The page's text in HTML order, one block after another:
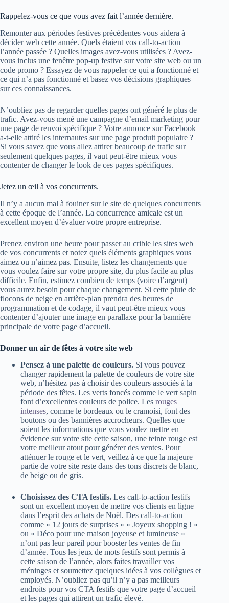
Rappelez-vous ce que vous avez fait l’année dernière.
Remonter aux périodes festives précédentes vous aidera à
décider web cette année. Quels étaient vos call-to-action
l’année passée ? Quelles images avez-vous utilisées ? Avez-
vous inclus une fenêtre pop-up festive sur votre site web ou un
code promo ? Essayez de vous rappeler ce qui a fonctionné et
ce qui n’a pas fonctionné et basez vos décisions graphiques
sur ces connaissances.
N’oubliez pas de regarder quelles pages ont généré le plus de
trafic. Avez-vous mené une campagne d’email marketing pour
une page de renvoi spécifique ? Votre annonce sur Facebook
a-t-elle attiré les internautes sur une page produit populaire ?
Si vous savez que vous allez attirer beaucoup de trafic sur
seulement quelques pages, il vaut peut-être mieux vous
contenter de changer le look de ces pages spécifiques.
Jetez un œil à vos concurrents.
Il n’y a aucun mal à fouiner sur le site de quelques concurrents
à cette époque de l’année. La concurrence amicale est un
excellent moyen d’évaluer votre propre entreprise.
Prenez environ une heure pour passer au crible les sites web
de vos concurrents et notez quels éléments graphiques vous
aimez ou n’aimez pas. Ensuite, listez les changements que
vous voulez faire sur votre propre site, du plus facile au plus
difficile. Enfin, estimez combien de temps (voire d’argent)
vous aurez besoin pour chaque changement. Si cette pluie de
flocons de neige en arrière-plan prendra des heures de
programmation et de codage, il vaut peut-être mieux vous
contenter d’ajouter une image en parallaxe pour la bannière
principale de votre page d’accueil.
Donner un air de fêtes à votre site web
Pensez à une palette de couleurs. Si vous pouvez
changer rapidement la palette de couleurs de votre site
web, n’hésitez pas à choisir des couleurs associés à la
période des fêtes. Les verts foncés comme le vert sapin
font d’excellentes couleurs de police. Les rouges
intenses, comme le bordeaux ou le cramoisi, font des
boutons ou des bannières accrocheurs. Quelles que
soient les informations que vous voulez mettre en
évidence sur votre site cette saison, une teinte rouge est
votre meilleur atout pour générer des ventes. Pour
atténuer le rouge et le vert, veillez à ce que la majeure
partie de votre site reste dans des tons discrets de blanc,
de beige ou de gris.
Choisissez des CTA festifs. Les call-to-action festifs
sont un excellent moyen de mettre vos clients en ligne
dans l’esprit des achats de Noël. Des call-to-action
comme « 12 jours de surprises » « Joyeux shopping ! »
ou « Déco pour une maison joyeuse et lumineuse »
n’ont pas leur pareil pour booster les ventes de fin
d’année. Tous les jeux de mots festifs sont permis à
cette saison de l’année, alors faites travailler vos
méninges et soumettez quelques idées à vos collègues et
employés. N’oubliez pas qu’il n’y a pas meilleurs
endroits pour vos CTA festifs que votre page d’accueil
et les pages qui attirent un trafic élevé.